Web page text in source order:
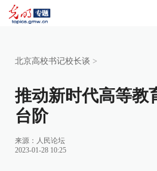
北京高校书记校长谈 >
推动新时代高等教
台阶
来源： 人民论坛
2023-01-28 10:25